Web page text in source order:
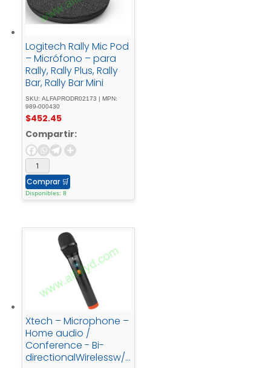
Logitech Rally Mic Pod
– Micrófono – para
Rally, Rally Plus, Rally
Bar, Rally Bar Mini
SKU: ALFAPRODR02173 | MPN:
989-000430
$452.45
Compartir:
Comprar 🛒
Disponibles: 8
Xtech – Microphone –
Home audio /
Conference - Bi-
directionalWirelessw/r